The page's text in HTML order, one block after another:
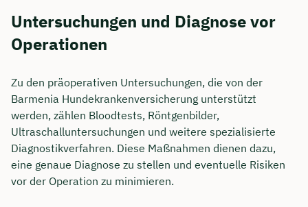
Untersuchungen und Diagnose vor
Operationen
Zu den präoperativen Untersuchungen, die von der
Barmenia Hundekrankenversicherung unterstützt
werden, zählen Bloodtests, Röntgenbilder,
Ultraschalluntersuchungen und weitere spezialisierte
Diagnostikverfahren. Diese Maßnahmen dienen dazu,
eine genaue Diagnose zu stellen und eventuelle Risiken
vor der Operation zu minimieren.